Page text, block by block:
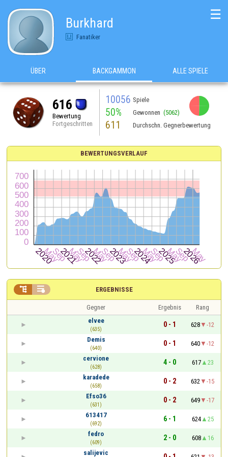
Burkhard
Fanatiker
☰
ÜBER BACKGAMMON ALLE SPIELE
616
Bewertung
Fortgeschritten
10056 Spiele
50% Gewonnen (5062)
611 Durchschn. Gegnerbewertung
BEWERTUNGSVERLAUF
ERGEBNISSE
 
Gegner Ergebnis
Rang
elvee
(635)
0 - 1 628
-12
Demis
(640)
0 - 1 640
-12
cervione
(628)
4 - 0 617
23
karadede
(658)
0 - 2 632
-15
Efso36
(631)
0 - 2 649
-17
613417
(692)
6 - 1 624
25
fedro
(609)
2 - 0 608
16
salijevic